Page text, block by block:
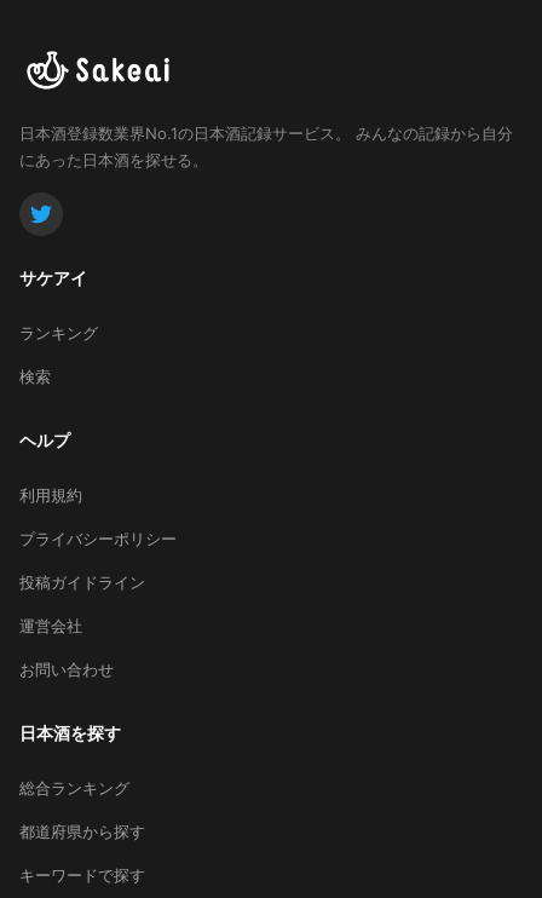
日本酒登録数業界No.1の日本酒記録サービス。
みんなの記録から自分
にあった日本酒を探せる。
サケアイ
ランキング
検索
ヘルプ
利用規約
プライバシーポリシー
投稿ガイドライン
運営会社
お問い合わせ
日本酒を探す
総合ランキング
都道府県から探す
キーワードで探す